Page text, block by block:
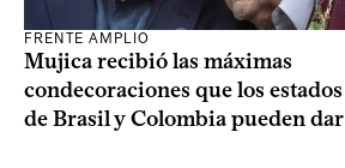
FRENTE AMPLIO
Mujica recibió las máximas
condecoraciones que los estados
de Brasil y Colombia pueden dar